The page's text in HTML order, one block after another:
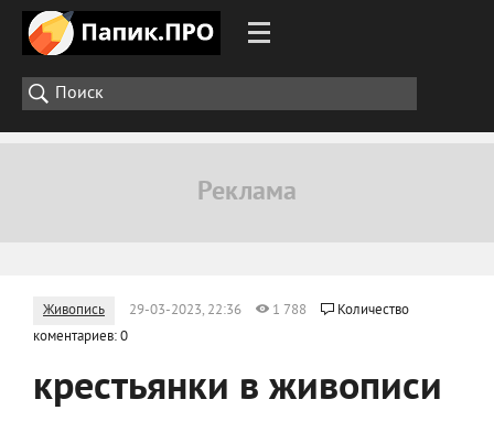
Живопись 29-03-2023, 22:36 1 788
Количество
коментариев: 0
крестьянки в живописи